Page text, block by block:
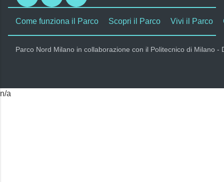
Come funziona il Parco Scopri il Parco Vivi il Parco
Parco Nord Milano in collaborazione con il Politecnico di Milano
n/a